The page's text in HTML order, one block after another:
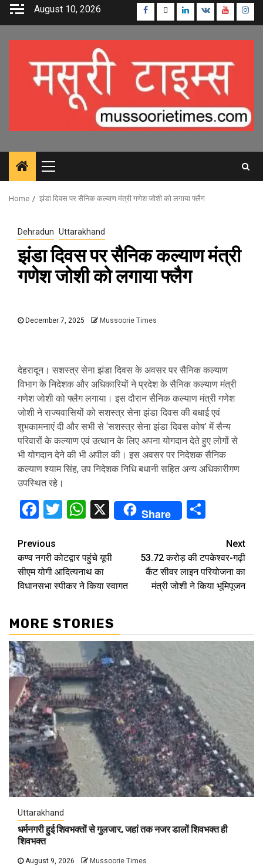
Skip
August 10, 2026 Facebook
TwitterLinkedin
VK Youtube
Primary
Menu
Home झंडा दिवस पर सैनिक कल्याण मंत्री गणेश जोशी को लगाया फ्लैग
Dehradun Uttarakhand
झंडा दिवस पर सैनिक कल्याण मंत्री
गणेश जोशी को लगाया फ्लैग
December 7, 2025 Mussoorie Times
देहरादून। सशस्त्र सेना झंडा दिवस के अवसर पर सैनिक कल्याण
विभाग के निदेशक और अधिकारियों ने प्रदेश के सैनिक कल्याण मंत्री
गणेश जोशी को फ्लैग लगाया। इस दौरान सैनिक कल्याण मंत्री गणेश
जोशी ने राज्यवासियों को सशस्त्र सेना झंडा दिवस की बधाई एवं
शुभकामनाएं दी और सभी से ‘सशस्त्र सेना झंडा दिवस कोष’ में सैन्य
परिवारों के कल्याण एवं उत्थान के लिए अपना योगदान देते हुए लोगों से
भी योगदान देने की भी अपील की। इस अवसर पर निदेशक सैनिक
कल्याण श्याम सिंह, उप निदेशक निधि बधानी सहित अन्य अधिकारीगण
उपस्थित रहे।
Facebook
TwitterWhatsApp
X Share
Continue
Reading
Previous
कण्व नगरी कोटद्वार पहुंचे यूपी
सीएम योगी आदित्यनाथ का
विधानसभा स्पीकर ने किया स्वागत
Next
53.72 करोड़ की टपकेश्वर-गढ़ी
कैंट सीवर लाइन परियोजना का
मंत्री जोशी ने किया भूमिपूजन
MORE STORIES
Uttarakhand
धर्मनगरी हुई शिवभक्तों से गुलजार, जहां तक नजर डालों शिवभक्त ही
शिवभक्त
August 9, 2026 Mussoorie Times